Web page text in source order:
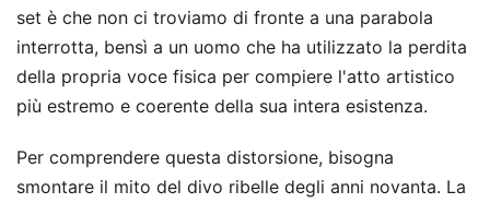
set è che non ci troviamo di fronte a una parabola
interrotta, bensì a un uomo che ha utilizzato la perdita
della propria voce fisica per compiere l'atto artistico
più estremo e coerente della sua intera esistenza.
Per comprendere questa distorsione, bisogna
smontare il mito del divo ribelle degli anni novanta. La